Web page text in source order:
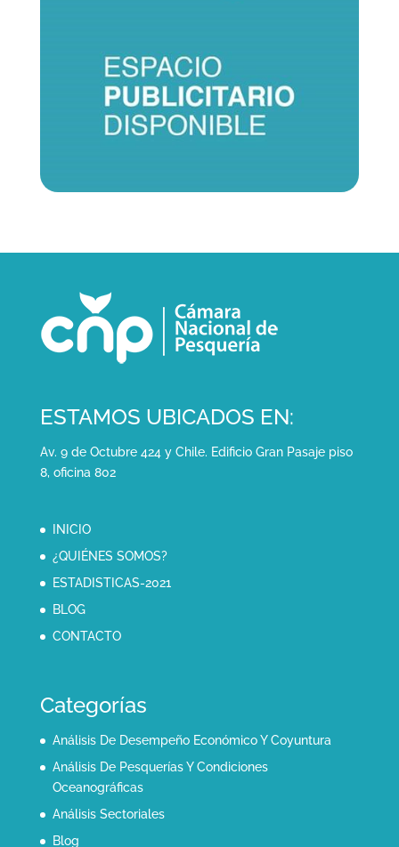
ESTAMOS UBICADOS EN:
Av. 9 de Octubre 424 y Chile. Edificio Gran Pasaje piso
8, oficina 802
INICIO
¿QUIÉNES SOMOS?
ESTADISTICAS-2021
BLOG
CONTACTO
Categorías
Análisis De Desempeño Económico Y Coyuntura
Análisis De Pesquerías Y Condiciones
Oceanográficas
Análisis Sectoriales
Blog